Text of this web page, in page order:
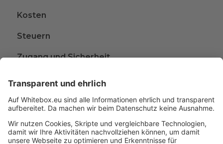
Kosten
Steuern
Zugang und Sicherheit
Beschwerden
Wissen rund ums Anlegen
Glossar